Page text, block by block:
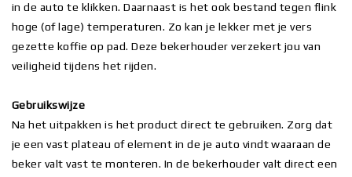
in de auto te klikken. Daarnaast is het ook bestand tegen flink
hoge (of lage) temperaturen. Zo kan je lekker met je vers
gezette koffie op pad. Deze bekerhouder verzekert jou van
veiligheid tijdens het rijden.
Gebruikswijze
Na het uitpakken is het product direct te gebruiken. Zorg dat
je een vast plateau of element in de je auto vindt waaraan de
beker valt vast te monteren. In de bekerhouder valt direct een